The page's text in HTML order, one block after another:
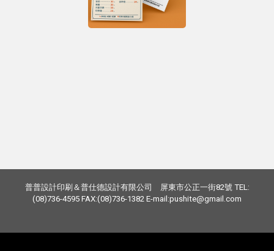
普普設計印刷＆普仕德設計有限公司 屏東市公正一街82號 TEL:
(08)736-4595 FAX:(08)736-1382 E-mail:pushite@gmail.com